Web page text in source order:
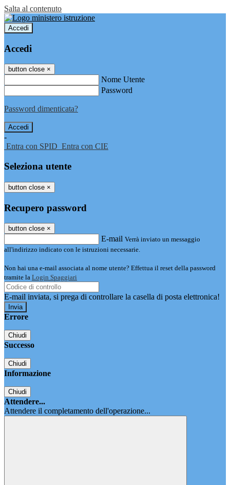
Salta al contenuto
Accedi
Accedi
button close ×
Nome Utente
Password
Password dimenticata?
-
Entra con SPID Entra con CIE
Seleziona utente
button close ×
Recupero password
button close ×
E-mail Verrà inviato un messaggio
all'indirizzo indicato con le istruzioni necessarie.
Non hai una e-mail associata al nome utente? Effettua il reset della password
tramite la Login Spaggiari
E-mail inviata, si prega di controllare la casella di posta elettronica!
Errore
Chiudi
Successo
Chiudi
Informazione
Chiudi
Attendere...
Attendere il completamento dell'operazione...